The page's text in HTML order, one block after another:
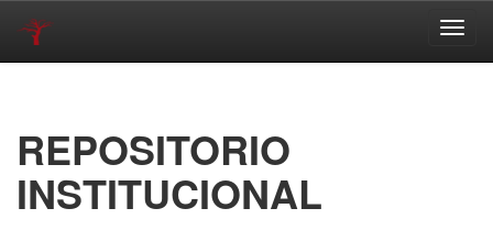
REPOSITORIO
INSTITUCIONAL